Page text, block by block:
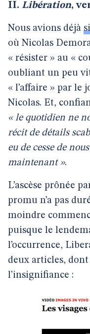
II. Libération,
Nous avions déjà
où Nicolas
« résister » au «
oubliant un peu
« l’affaire » par
Nicolas. Et,
« le quotidien ne
récit de détails
eu de cesse de
maintenant ».
L’ascèse prônée
promu n’a pas
moindre
puisque le
l’occurrence,
deux articles,
l’insignifiance :